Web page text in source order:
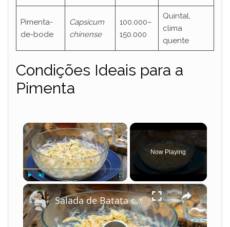
Pimenta-
de-bode
Capsicum
chinense
100.000–
150.000
Quintal,
clima
quente
Condições Ideais para a
Pimenta
×
Play Fullscreen
Now Playing
×
Salada de Batata com Legumes e Maionese